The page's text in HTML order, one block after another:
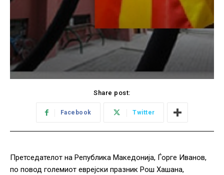
Share post:
Facebook Twitter
Претседателот на Република Македонија, Ѓорге Иванов,
по повод големиот еврејски празник Рош Хашана,